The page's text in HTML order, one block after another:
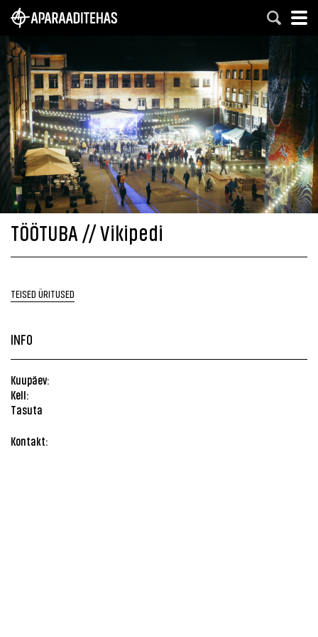
TÖÖTUBA // Vikipedi
TEISED ÜRITUSED
INFO
Kuupäev:
Kell:
Tasuta
Kontakt: